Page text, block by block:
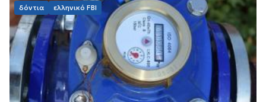
δόντια ελληνικό FBI